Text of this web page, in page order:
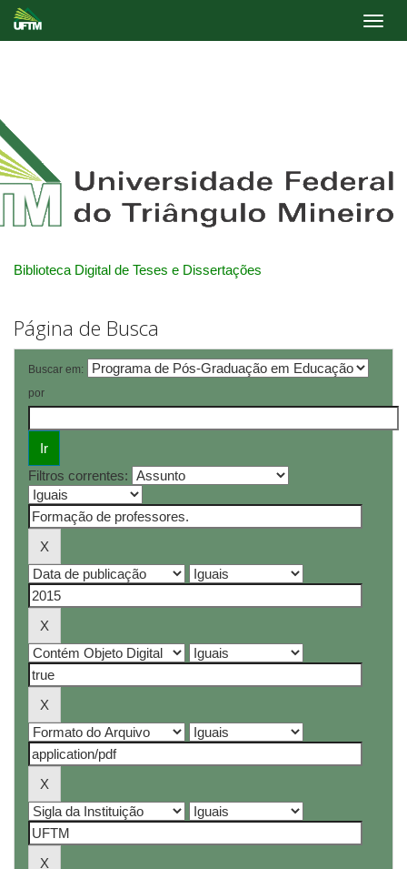
Biblioteca Digital de Teses e Dissertações
Página de Busca
Buscar em:
por
Filtros correntes: